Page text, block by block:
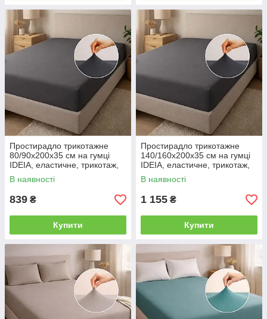
Простирадло трикотажне
80/90х200х35 см на гумці
IDEIA, еластичне, трикотаж,
бавовна т/сіра
В наявності
839 ₴
Купити
Простирадло трикотажне
140/160х200х35 см на гумці
IDEIA, еластичне, трикотаж,
бавовна т/сіра
В наявності
1 155 ₴
Купити